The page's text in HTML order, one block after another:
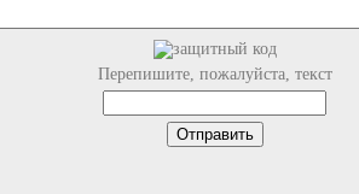
Перепишите, пожалуйста, текст